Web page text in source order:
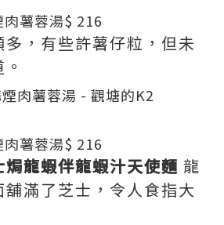
薯蓉湯$ 216
，有些許薯仔粒，但未
薯蓉湯$ 216
龍蝦伴龍蝦汁天使麵 龍
滿了芝士，令人食指大